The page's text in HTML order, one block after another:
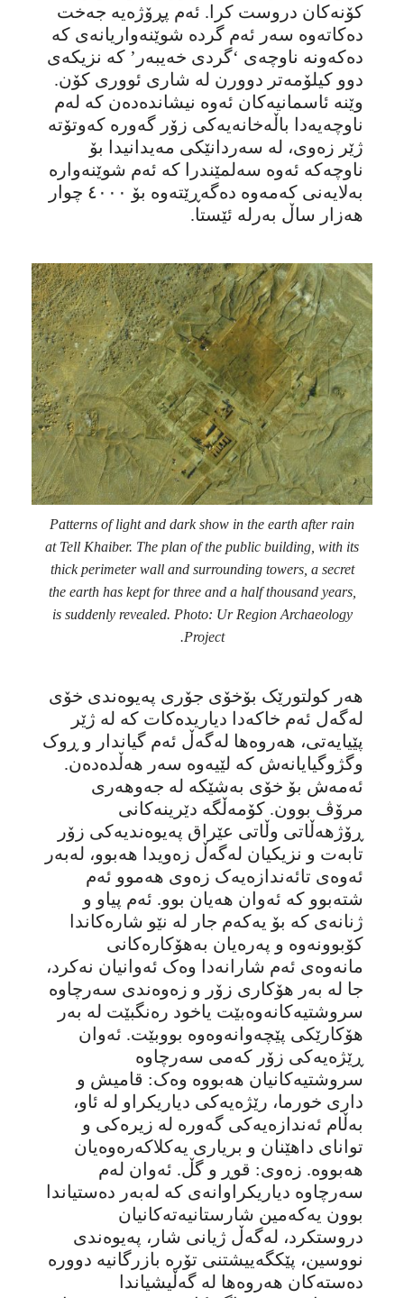
کۆنەکان دروست کرا. ئەم پڕۆژەیە جەخت
دەکاتەوە سەر ئەم گردە شوێنەواریانەی کە
دەکەونە ناوچەی ‘گردی خەیبەر’ کە نزیکەی
دوو کیلۆمەتر دوورن لە شاری ئووری کۆن.
وێنە ئاسمانیەکان ئەوە نیشاندەدەن کە لەم
ناوچەیەدا باڵەخانەیەکی زۆر گەورە کەوتۆتە
ژێر زەوی، لە سەردانێکی مەیدانیدا بۆ
ناوچەکە ئەوە سەلمێندرا کە ئەم شوێنەوارە
بەلایەنی کەمەوە دەگەڕێتەوە بۆ ٤٠٠٠ چوار
هەزار ساڵ بەرلە ئێستا.
Patterns of light and dark show in the earth after rain
at Tell Khaiber. The plan of the public building, with its
thick perimeter wall and surrounding towers, a secret
the earth has kept for three and a half thousand years,
is suddenly revealed. Photo: Ur Region Archaeology
Project.
هەر کولتورێک بۆخۆی جۆری پەیوەندی خۆی
لەگەل ئەم خاکەدا دیاریدەکات کە لە ژێر
پێیایەتی، هەروەها لەگەڵ ئەم گیاندار و ڕوک
وگژوگیایانەش کە لێیەوە سەر هەڵدەدەن.
ئەمەش بۆ خۆی بەشێکە لە جەوهەری
مرۆڤ بوون. کۆمەڵگە دێرینەکانی
ڕۆژهەڵاتی وڵاتی عێراق پەیوەندیەکی زۆر
تابەت و نزیکیان لەگەڵ زەویدا هەبوو، لەبەر
ئەوەی تائەندازەیەک زەوی هەموو ئەم
شتەبوو کە ئەوان هەیان بوو. ئەم پیاو و
ژنانەی کە بۆ یەکەم جار لە نێو شارەکاندا
کۆبوونەوە و پەرەیان بەهۆکارەکانی
مانەوەی ئەم شارانەدا وەک ئەوانیان نەکرد،
جا لە بەر هۆکاری زۆر و زەوەندی سەرچاوە
سروشتیەکانەوەبێت یاخود رەنگبێت لە بەر
هۆکارێکی پێچەوانەوەوە بووبێت. ئەوان
ڕێژەیەکی زۆر کەمی سەرچاوە
سروشتیەکانیان هەبووە وەک: قامیش و
داری خورما، رێژەیەکی دیاریکراو لە ئاو،
بەڵام ئەندازەیەکی گەورە لە زیرەکی و
توانای داهێنان و بریاری یەکلاکەرەوەیان
هەبووە. زەوی: قوڕ و گڵ. ئەوان لەم
سەرچاوە دیاریکراوانەی کە لەبەر دەستیاندا
بوون یەکەمین شارستانیەتەکانیان
دروستکرد، لەگەڵ ژیانی شار، پەیوەندی
نووسین، پێکگەییشتنی تۆرە بازرگانیە دوورە
دەستەکان هەروەها لە گەڵیشیاندا